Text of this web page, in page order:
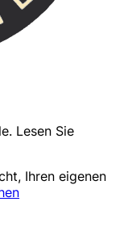
. Lesen Sie
Ihren eigenen